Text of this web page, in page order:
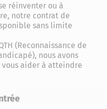
réinventer ou à
notre contrat de
sans limite
(Reconnaissance de
nous avons
aider à atteindre